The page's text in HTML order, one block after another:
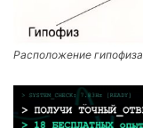
Расположение гипофиза